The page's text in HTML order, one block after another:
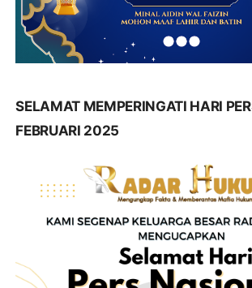
SELAMAT MEMPERINGATI HARI
FEBRUARI 2025